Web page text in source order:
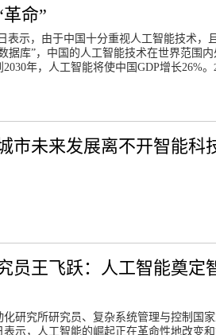
命”
表示，由于中国十分重视人工智能技术，
据库”，中国的人工智能技术在世界范围
年，人工智能将使中国GDP增长26%。
市未来发展离不开智能科
员王飞跃：人工智能奠定
化研究所研究员、复杂系统管理与控制国
表示，人工智能的崛起正在革命性地改变和